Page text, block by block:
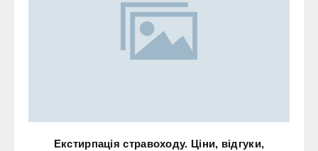
Екстирпація стравоходу. Ціни, відгуки,